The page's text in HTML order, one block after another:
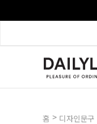
홈 > 디자인문구